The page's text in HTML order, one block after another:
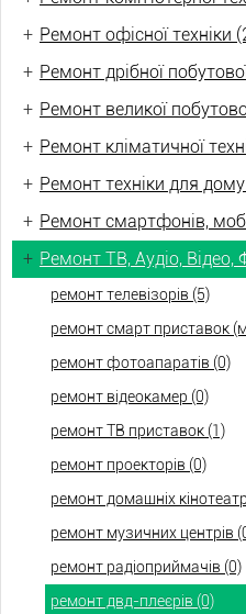
+ Ремонт офісної техніки
+ Ремонт дрібної
+ Ремонт великої
+ Ремонт кліматичної
+ Ремонт техніки для
+ Ремонт смартфонів,
+ Ремонт ТВ, Аудіо, Відео,
ремонт телевізорів (5)
ремонт смарт приставок
ремонт фотоапаратів (0)
ремонт відеокамер (0)
ремонт ТВ приставок (1)
ремонт проекторів (0)
ремонт домашніх
ремонт музичних центрів
ремонт радіоприймачів (0)
ремонт двд-плеєрів (0)